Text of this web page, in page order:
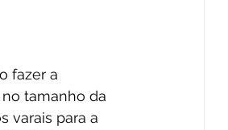
fazer a
tamanho da
varais para a